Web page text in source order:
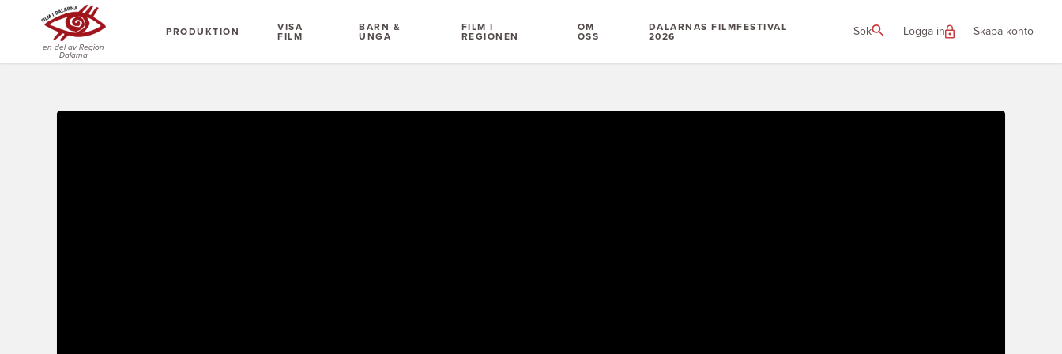
en del av Region
Dalarna
PRODUKTION
VISA
FILM
BARN &
UNGA
FILM I
REGIONEN
OM
OSS
DALARNAS FILMFESTIVAL
2026
Sök Logga in Skapa konto